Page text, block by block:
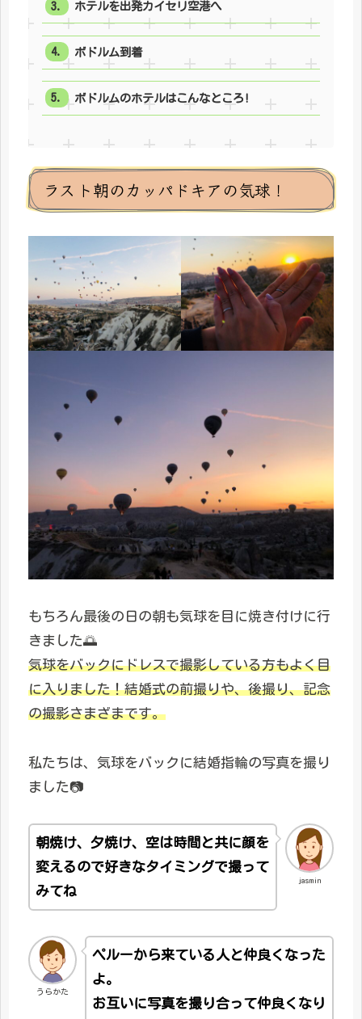
ホテルを出発カイセリ空港へ
ボドルム到着
ボドルムのホテルはこんなところ!
ラスト朝のカッパドキアの気球！
もちろん最後の日の朝も気球を目に焼き付けに行
きました🌅
気球をバックにドレスで撮影している方もよく目
に入りました！結婚式の前撮りや、後撮り、記念
の撮影さまざまです。
私たちは、気球をバックに結婚指輪の写真を撮り
ました📷
jasmin
朝焼け、夕焼け、空は時間と共に顔を
変えるので好きなタイミングで撮って
みてね
うらかた
ペルーから来ている人と仲良くなった
よ。
お互いに写真を撮り合って仲良くなり